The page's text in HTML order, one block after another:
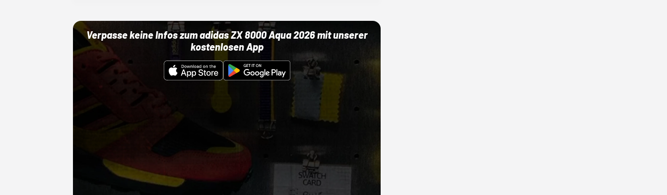
Verpasse keine Infos zum adidas ZX 8000 Aqua 2026 mit unserer
kostenlosen App